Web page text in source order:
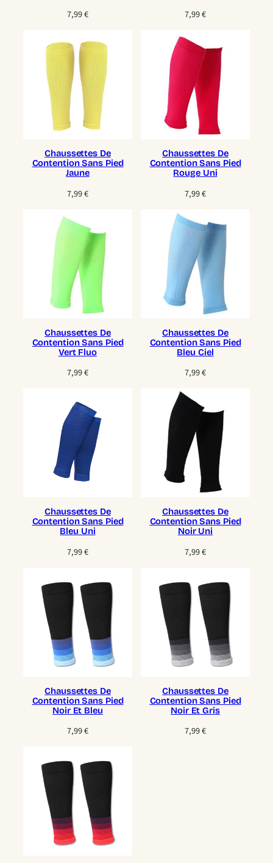
7,99€ 7,99€
Chaussettes De
Contention Sans Pied
Jaune
7,99€
Chaussettes De
Contention Sans Pied
Rouge Uni
7,99€
Chaussettes De
Contention Sans Pied
Vert Fluo
7,99€
Chaussettes De
Contention Sans Pied
Bleu Ciel
7,99€
Chaussettes De
Contention Sans Pied
Bleu Uni
7,99€
Chaussettes De
Contention Sans Pied
Noir Uni
7,99€
Chaussettes De
Contention Sans Pied
Noir Et Bleu
7,99€
Chaussettes De
Contention Sans Pied
Noir Et Gris
7,99€